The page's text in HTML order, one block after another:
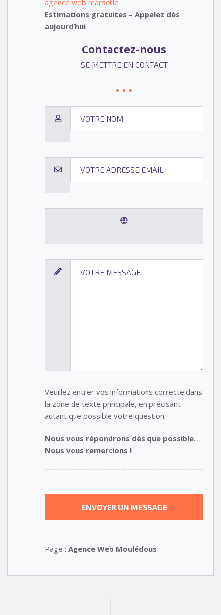
agence web marseille
Estimations gratuites – Appelez dès
aujourd’hui
Contactez-nous
SE METTRE EN CONTACT
Veuillez entrer vos informations correcte dans
la zone de texte principale, en précisant
autant que possible votre question.
Nous vous répondrons dès que possible.
Nous vous remercions !
Page : Agence Web Moulédous